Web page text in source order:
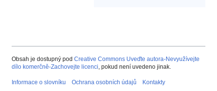
Obsah je dostupný pod Creative Commons Uveďte autora-Nevyužívejte
dílo komerčně-Zachovejte licenci, pokud není uvedeno jinak.
Informace o slovníku Ochrana osobních údajů Kontakty